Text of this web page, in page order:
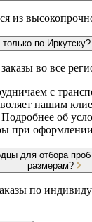
из
по Иркутску?
во все
с
нашим
об
при оформлении
для отбора
размерам?
по